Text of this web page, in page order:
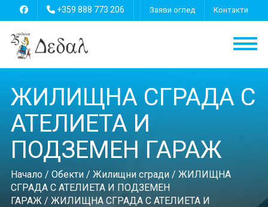
+359 888 773 206 Заяви оглед Контакти
ЖИЛИЩНА СГРАДА С
АТЕЛИЕТА И
ПОДЗЕМЕН ГАРАЖ
Начало/ Обекти/ Жилищни сгради/ ЖИЛИЩНА
СГРАДА С АТЕЛИЕТА И ПОДЗЕМЕН
ГАРАЖ/ ЖИЛИЩНА СГРАДА С АТЕЛИЕТА И